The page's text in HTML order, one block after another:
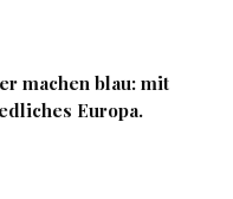
machen blau: mit
Europa.